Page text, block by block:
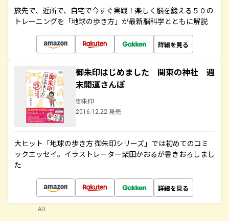
旅先で、近所で、自宅で今すぐ実践！楽しく脳を鍛える５０の
トレーニングを「地球の歩き方」が最新脳科学とともに解説
詳細を見る
御朱印はじめました 関東の神社 週
末開運さんぽ
御朱印
2016.12.22 発売
大ヒット「地球の歩き方 御朱印シリーズ」では初めてのコミ
ックエッセイ。イラストレーター柴田かおるが書きおろしまし
た
詳細を見る
AD